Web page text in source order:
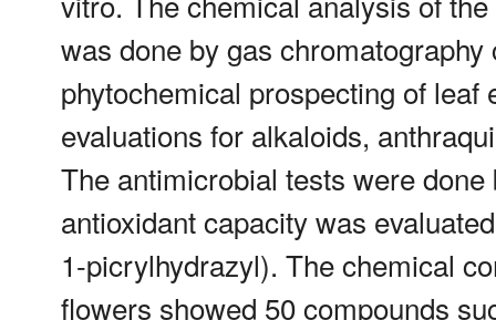
was done by gas
phytochemical prospecting of
evaluations for alkaloids,
The antimicrobial tests were
antioxidant capacity was
1-picrylhydrazyl). The chemical
flowers showed 50 compounds